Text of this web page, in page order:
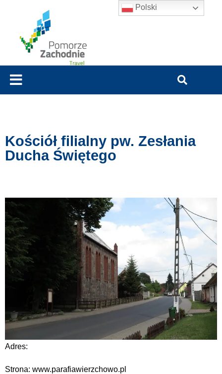
Kościół filialny pw. Zesłania
Ducha Świętego
Adres:
Strona: www.parafiawierzchowo.pl
Polski